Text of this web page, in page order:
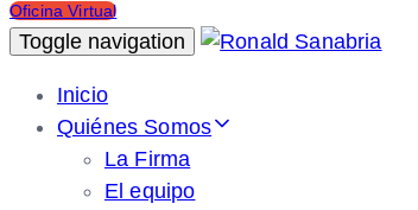
Oficina Virtual
Toggle navigation
Inicio
Quiénes Somos
La Firma
El equipo